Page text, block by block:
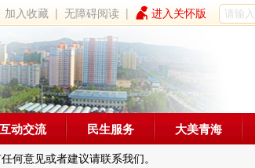
加入收藏 |无障碍阅读 | 进入关怀版
何意见或者建议请联系我们。
互动交流 民生服务 大美青海